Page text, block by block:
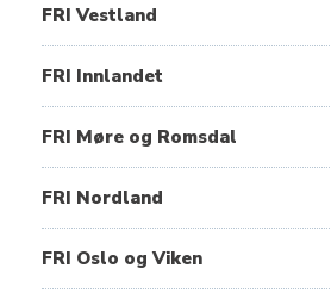
FRI Vestland
FRI Innlandet
FRI Møre og Romsdal
FRI Nordland
FRI Oslo og Viken